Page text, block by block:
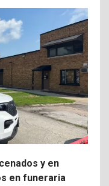
y en
en funeraria